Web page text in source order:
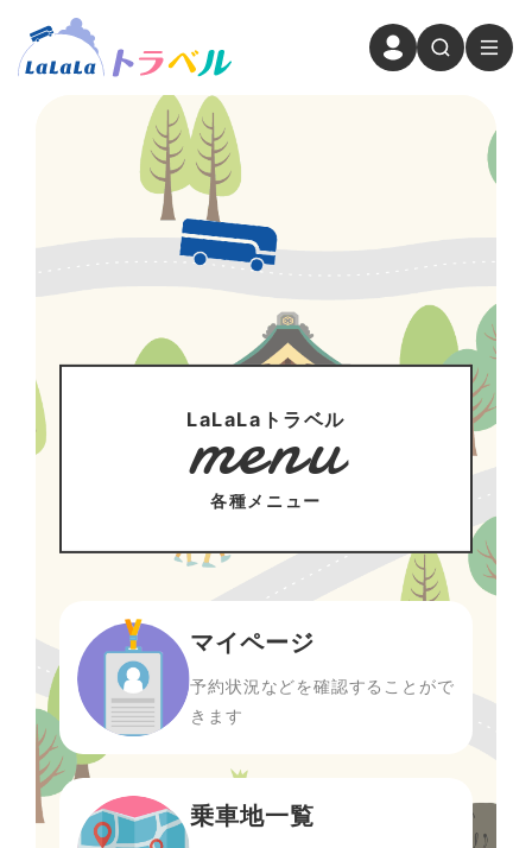
LaLaLaトラベル
menu
各種メニュー
マイページ
予約状況などを確認することがで
きます
乗車地一覧